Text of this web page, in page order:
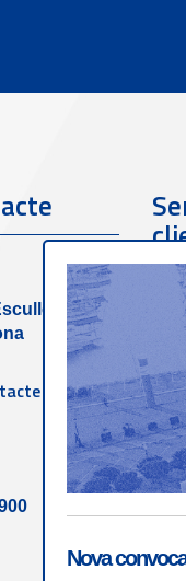
s/n,
Nova